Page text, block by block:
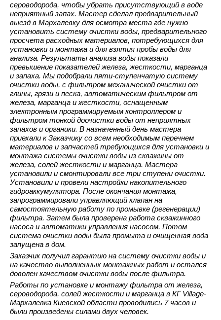
сероводорода, чтобы убрать присутствующий в воде
неприятный запах. Мастер сделал предварительный
выезд в Мархалевку для осмотра места где нужно
установить систему очистки воды, предварительного
просчета расходных материалов, потребующихся для
установки и монтажа и для взятия пробы воды для
анализа. Результаты анализа воды показали
превышение показателей железа, жесткости, марганца
и запаха. Мы подобрали пяти-ступенчатую систему
очистки воды, с фильтром механической очистки от
глины, грязи и песка, автоматическим фильтром от
железа, марганца и жесткости, оснащенным
электронным программируемым контроллером и
фильтром тонкой доочистки воды от неприятных
запахов и органики. В назначенный день мастера
приехали к Заказчику со всем необходимым перечнем
материалов и запчастей требующихся для установки и
монтажа системы очистки воды из скважины от
железа, солей жесткости и марганца. Мастера
установили и смонтировали все три ступени очистки.
Установили и провели настройки накопительного
гидроаккумулятора. После окончания монтажа,
запрограммировали управляющий клапан на
самостоятельную работу по промывке (регенерации)
фильтра. Затем была проверена работа скважинного
насоса и автоматики управления насосом. Потом
система очистки воды была промыта и очищенная вода
запущена в дом.
Заказчик получил гарантию на систему очистки воды и
на качество выполненных монтажных работ и остался
доволен качеством очистки воды после фильтра.
Работы по установке и монтажу фильтра от железа,
сероводорода, солей жесткости и марганца в КГ Village-
Мархалевка Киевской области проводились 7 часов и
были произведены силами двух человек.